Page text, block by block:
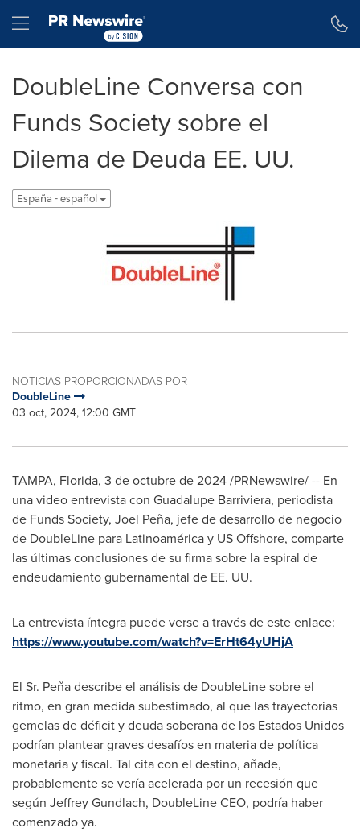
Hamburger menu
DoubleLine Conversa con
Funds Society sobre el
Dilema de Deuda EE. UU.
España - español
NOTICIAS PROPORCIONADAS POR
DoubleLine
03 oct, 2024, 12:00 GMT
TAMPA, Florida, 3 de octubre de 2024 /PRNewswire/ -- En
una video entrevista con Guadalupe Barriviera, periodista
de Funds Society, Joel Peña, jefe de desarrollo de negocio
de DoubleLine para Latinoamérica y US Offshore, comparte
las últimas conclusiones de su firma sobre la espiral de
endeudamiento gubernamental de EE. UU.
La entrevista íntegra puede verse a través de este enlace:
https://www.youtube.com/watch?v=ErHt64yUHjA
El Sr. Peña describe el análisis de DoubleLine sobre el
ritmo, en gran medida subestimado, al que las trayectorias
gemelas de déficit y deuda soberana de los Estados Unidos
podrían plantear graves desafíos en materia de política
monetaria y fiscal. Tal cita con el destino, añade,
probablemente se vería acelerada por un recesión que
según Jeffrey Gundlach, DoubleLine CEO, podría haber
comenzado ya.